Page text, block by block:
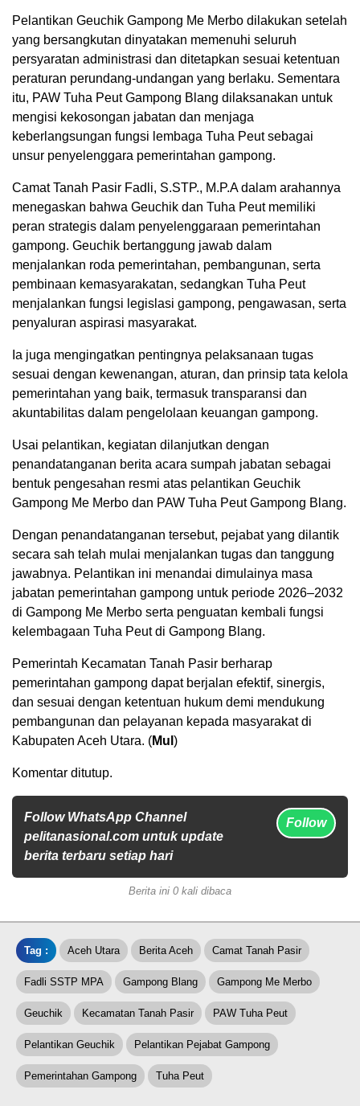
Pelantikan Geuchik Gampong Me Merbo dilakukan setelah
yang bersangkutan dinyatakan memenuhi seluruh
persyaratan administrasi dan ditetapkan sesuai ketentuan
peraturan perundang-undangan yang berlaku. Sementara
itu, PAW Tuha Peut Gampong Blang dilaksanakan untuk
mengisi kekosongan jabatan dan menjaga
keberlangsungan fungsi lembaga Tuha Peut sebagai
unsur penyelenggara pemerintahan gampong.
Camat Tanah Pasir Fadli, S.STP., M.P.A dalam arahannya
menegaskan bahwa Geuchik dan Tuha Peut memiliki
peran strategis dalam penyelenggaraan pemerintahan
gampong. Geuchik bertanggung jawab dalam
menjalankan roda pemerintahan, pembangunan, serta
pembinaan kemasyarakatan, sedangkan Tuha Peut
menjalankan fungsi legislasi gampong, pengawasan, serta
penyaluran aspirasi masyarakat.
Ia juga mengingatkan pentingnya pelaksanaan tugas
sesuai dengan kewenangan, aturan, dan prinsip tata kelola
pemerintahan yang baik, termasuk transparansi dan
akuntabilitas dalam pengelolaan keuangan gampong.
Usai pelantikan, kegiatan dilanjutkan dengan
penandatanganan berita acara sumpah jabatan sebagai
bentuk pengesahan resmi atas pelantikan Geuchik
Gampong Me Merbo dan PAW Tuha Peut Gampong Blang.
Dengan penandatanganan tersebut, pejabat yang dilantik
secara sah telah mulai menjalankan tugas dan tanggung
jawabnya. Pelantikan ini menandai dimulainya masa
jabatan pemerintahan gampong untuk periode 2026–2032
di Gampong Me Merbo serta penguatan kembali fungsi
kelembagaan Tuha Peut di Gampong Blang.
Pemerintah Kecamatan Tanah Pasir berharap
pemerintahan gampong dapat berjalan efektif, sinergis,
dan sesuai dengan ketentuan hukum demi mendukung
pembangunan dan pelayanan kepada masyarakat di
Kabupaten Aceh Utara. (Mul )
Komentar ditutup.
Follow WhatsApp Channel
pelitanasional.com untuk update
berita terbaru setiap hari
Follow
Berita ini 0 kali dibaca
Tag : Aceh Utara Berita Aceh Camat Tanah Pasir
Fadli SSTP MPA Gampong Blang Gampong Me Merbo
Geuchik Kecamatan Tanah Pasir PAW Tuha Peut
Pelantikan Geuchik Pelantikan Pejabat Gampong
Pemerintahan Gampong Tuha Peut